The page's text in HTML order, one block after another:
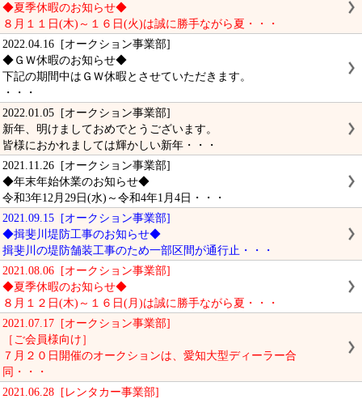
◆夏季休暇のお知らせ◆
８月１１日(木)～１６日(火)は誠に勝手ながら夏・・・
2022.04.16 [オークション事業部]
◆ＧＷ休暇のお知らせ◆
下記の期間中はＧＷ休暇とさせていただきます。
・・・
2022.01.05 [オークション事業部]
新年、明けましておめでとうございます。
皆様におかれましては輝かしい新年・・・
2021.11.26 [オークション事業部]
◆年末年始休業のお知らせ◆
令和3年12月29日(水)～令和4年1月4日・・・
2021.09.15 [オークション事業部]
◆揖斐川堤防工事のお知らせ◆
揖斐川の堤防舗装工事のため一部区間が通行止・・・
2021.08.06 [オークション事業部]
◆夏季休暇のお知らせ◆
８月１２日(木)～１６日(月)は誠に勝手ながら夏・・・
2021.07.17 [オークション事業部]
［ご会員様向け］
７月２０日開催のオークションは、愛知大型ディーラー合
同・・・
2021.06.28 [レンタカー事業部]